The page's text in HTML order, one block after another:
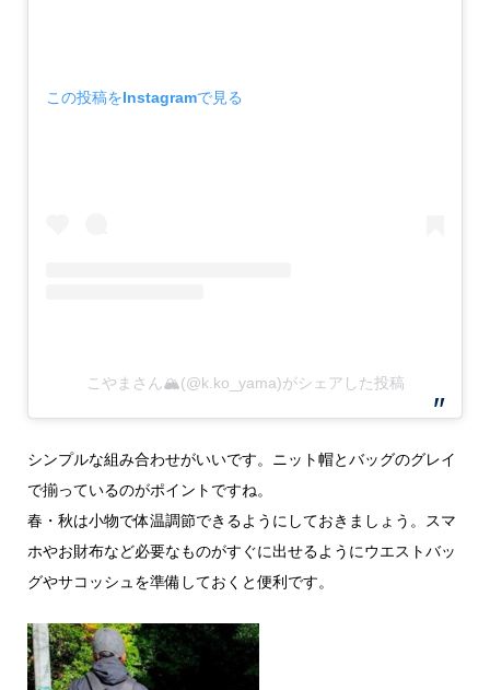
この投稿をInstagramで見る
こやまさん🏔(@k.ko_yama)がシェアした投稿
シンプルな組み合わせがいいです。ニット帽とバッグのグレイ
で揃っているのがポイントですね。
春・秋は小物で体温調節できるようにしておきましょう。スマ
ホやお財布など必要なものがすぐに出せるようにウエストバッ
グやサコッシュを準備しておくと便利です。